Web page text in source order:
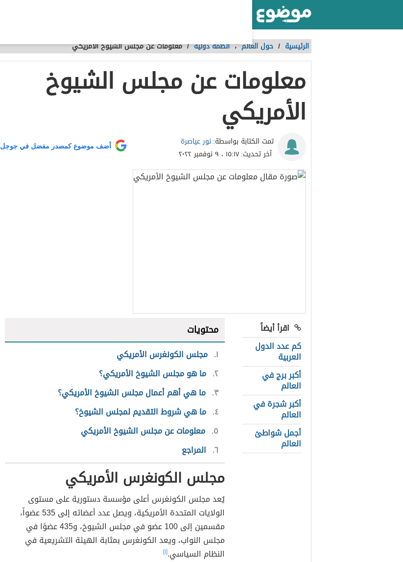
الرئيسية / حول العالم،أنظمة دولية /معلومات عن مجلس الشيوخ الأمريكي
معلومات عن مجلس الشيوخ
الأمريكي
تمت الكتابة بواسطة: نور عياصرة
آخر تحديث:١٥:١٧ ، ٩ نوفمبر ٢٠٢٢
أضف موضوع كمصدر مفضل في جوجل
اقرأ أيضاً
كم عدد الدول
العربية
أكبر برج في
العالم
أكبر شجرة في
العالم
أجمل شواطئ
العالم
محتويات
١ مجلس الكونغرس الأمريكي
٢ ما هو مجلس الشيوخ الأمريكي؟
٣ ما هي أهم أعمال مجلس الشيوخ الأمريكي؟
٤ ما هي شروط التقديم لمجلس الشيوخ؟
٥ معلومات عن مجلس الشيوخ الأمريكي
٦ المراجع
مجلس الكونغرس الأمريكي
يُعد مجلس الكونغرس أعلى مؤسسة دستورية على مستوى
الولايات المتحدة الأمريكية، ويصل عدد أعضائه إلى 535 عضواً،
مقسمين إلى 100 عضو في مجلس الشيوخ، و435 عضوًا في
مجلس النواب، ويعد الكونغرس بمثابة الهيئة التشريعية في
النظام السياسي.[١]